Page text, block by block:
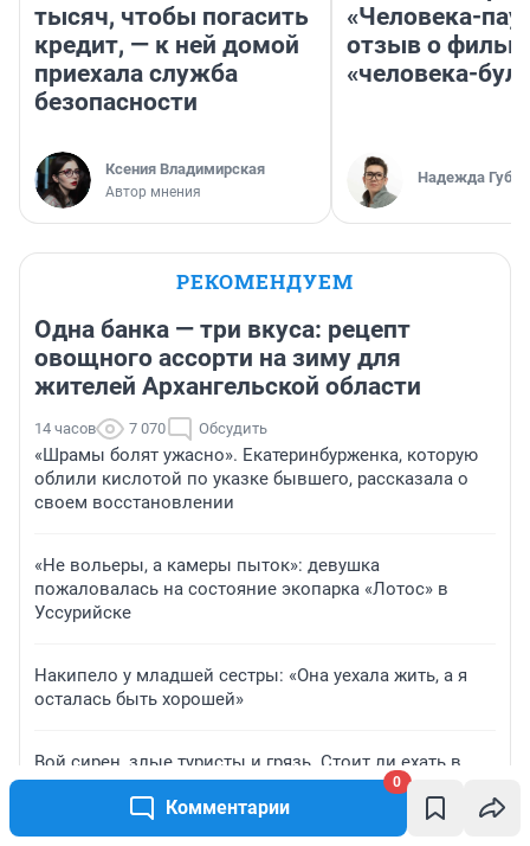
Комментарии
0
тысяч, чтобы погасить
кредит, — к ней домой
приехала служба
безопасности
Ксения Владимирская
Автор мнения
«Человека-
отзыв о
«человека-
Надежда
РЕКОМЕНДУЕМ
Одна банка — три вкуса: рецепт
овощного ассорти на зиму для
жителей Архангельской области
14 часов 7 070 Обсудить
«Шрамы болят ужасно». Екатеринбурженка, которую
облили кислотой по указке бывшего, рассказала о
своем восстановлении
«Не вольеры, а камеры пыток»: девушка
пожаловалась на состояние экопарка «Лотос» в
Уссурийске
Накипело у младшей сестры: «Она уехала жить, а я
осталась быть хорошей»
Вой сирен, злые туристы и грязь. Стоит ли ехать в
самый большой аквапарк в Геленджике — мнение